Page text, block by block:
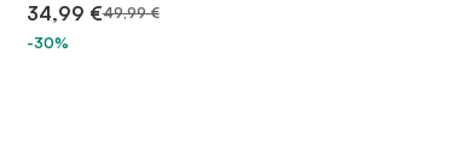
34,99 €49,99 €
-30%